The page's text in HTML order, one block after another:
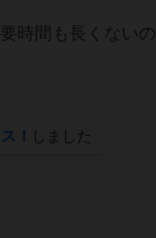
時間も長くない
！ しました